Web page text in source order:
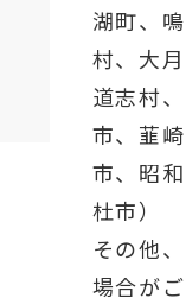
湖町、
村、 大
道志村、
市、韮
市、昭
杜市）
その他
場合が